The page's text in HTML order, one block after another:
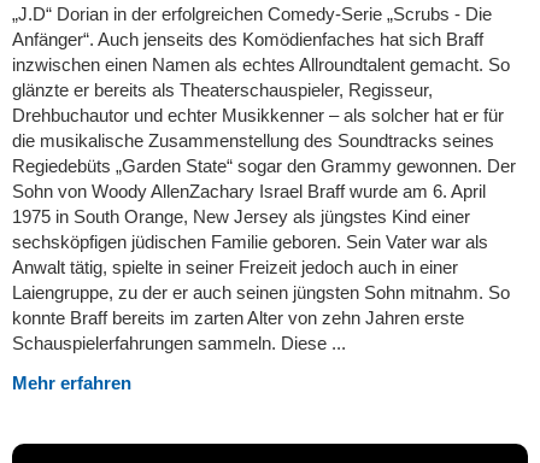
„J.D“ Dorian in der erfolgreichen Comedy-Serie „Scrubs - Die
Anfänger“. Auch jenseits des Komödienfaches hat sich Braff
inzwischen einen Namen als echtes Allroundtalent gemacht. So
glänzte er bereits als Theaterschauspieler, Regisseur,
Drehbuchautor und echter Musikkenner – als solcher hat er für
die musikalische Zusammenstellung des Soundtracks seines
Regiedebüts „Garden State“ sogar den Grammy gewonnen. Der
Sohn von Woody AllenZachary Israel Braff wurde am 6. April
1975 in South Orange, New Jersey als jüngstes Kind einer
sechsköpfigen jüdischen Familie geboren. Sein Vater war als
Anwalt tätig, spielte in seiner Freizeit jedoch auch in einer
Laiengruppe, zu der er auch seinen jüngsten Sohn mitnahm. So
konnte Braff bereits im zarten Alter von zehn Jahren erste
Schauspielerfahrungen sammeln. Diese ...
Mehr erfahren